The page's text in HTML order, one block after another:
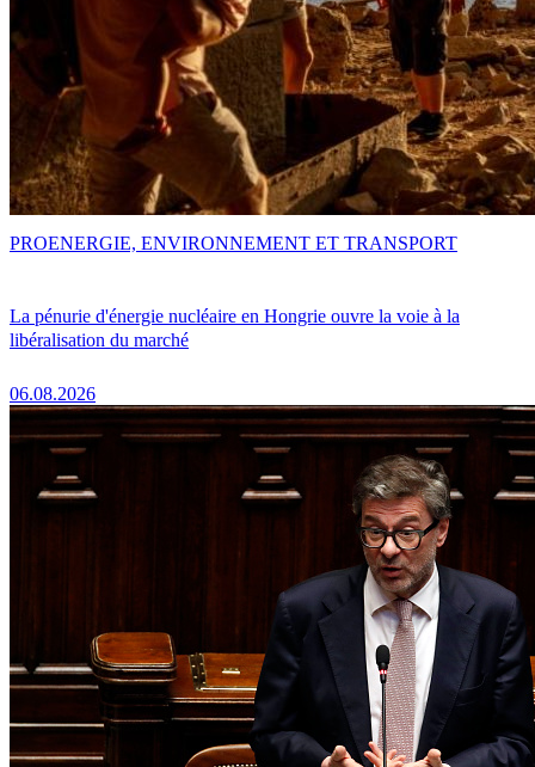
La pénurie d'énergie nucléaire en Hongrie ouvre la voie à la
libéralisation du marché
06.08.2026
PROENERGIE, ENVIRONNEMENT ET TRANSPORT